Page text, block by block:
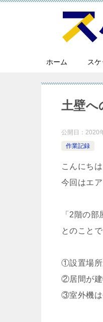
ホーム ス
土壁へ
公開日： 2020
作業記録
こんにち
今回はエ
「2階の
とのこと
①設置場所
②居間が建
③室外機は